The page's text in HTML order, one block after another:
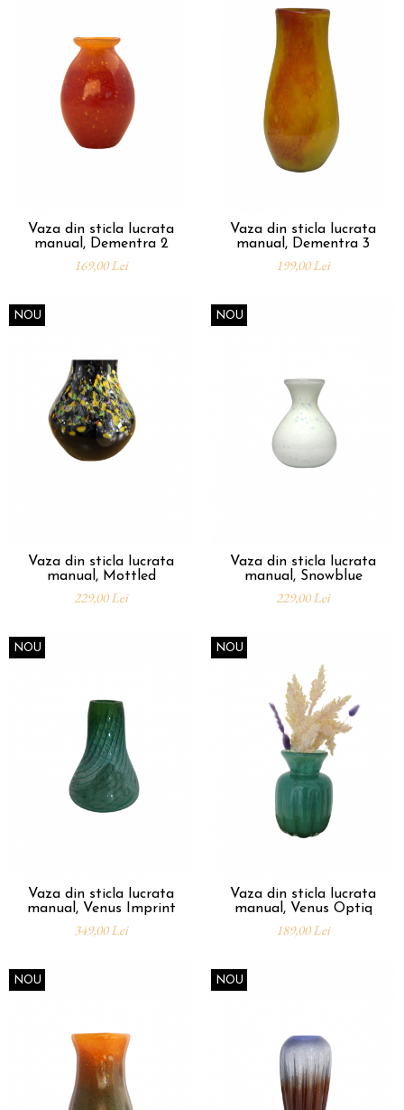
Vaza din sticla lucrata
manual, Dementra 2
169,00 Lei
Vaza din sticla lucrata
manual, Dementra 3
199,00 Lei
NOU
Vaza din sticla lucrata
manual, Mottled
229,00 Lei
NOU
Vaza din sticla lucrata
manual, Snowblue
229,00 Lei
NOU
Vaza din sticla lucrata
manual, Venus Imprint
349,00 Lei
NOU
Vaza din sticla lucrata
manual, Venus Optiq
189,00 Lei
NOU NOU